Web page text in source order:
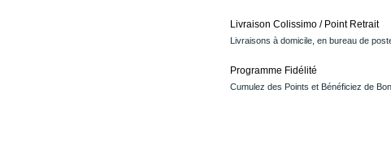
Livraison Colissimo / Point Retrait
Livraisons à domicile, en bureau de
Programme Fidélité
Cumulez des Points et Bénéficiez de